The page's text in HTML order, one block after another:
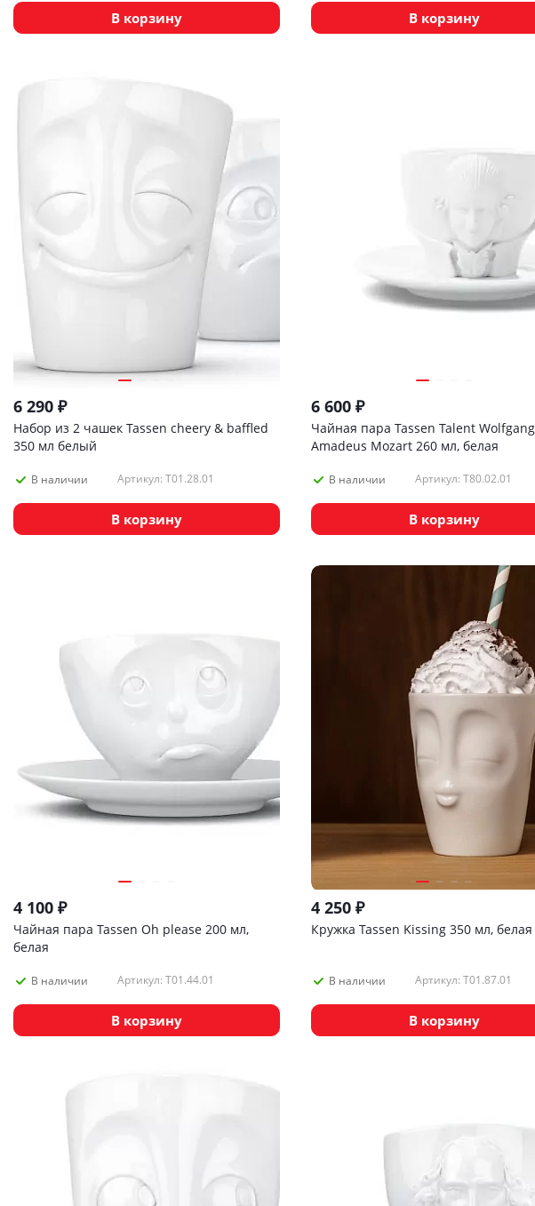
В корзину В корзину
6 290 ₽
Набор из 2 чашек Tassen cheery & baffled
350 мл белый
В наличии Артикул: T01.28.01
В корзину
6 600₽
Чайная пара Tassen Talent Wolfgang
Amadeus Mozart 260 мл, белая
В наличии Артикул: T80.02.01
В корзину
4 100 ₽
Чайная пара Tassen Oh please 200 мл,
белая
В наличии Артикул: T01.44.01
В корзину
4 250₽
Кружка Tassen Kissing 350 мл, белая
В наличии Артикул: T01.87.01
В корзину